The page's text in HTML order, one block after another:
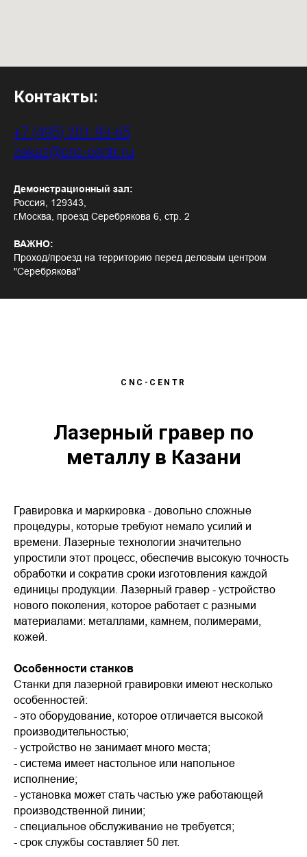
Контакты:
+7 (495) 201-93-65
zakaz@cnc-centr.ru
Демонстрационный зал:
Россия, 129343,
г.Москва, проезд Серебрякова 6, стр. 2
ВАЖНО:
Проход/проезд на территорию перед деловым центром
"Серебрякова"
CNC-CENTR
Лазерный гравер по
металлу в Казани
Гравировка и маркировка - довольно сложные
процедуры, которые требуют немало усилий и
времени. Лазерные технологии значительно
упростили этот процесс, обеспечив высокую точность
обработки и сократив сроки изготовления каждой
единицы продукции. Лазерный гравер - устройство
нового поколения, которое работает с разными
материалами: металлами, камнем, полимерами,
кожей.
Особенности станков
Станки для лазерной гравировки имеют несколько
особенностей:
- это оборудование, которое отличается высокой
производительностью;
- устройство не занимает много места;
- система имеет настольное или напольное
исполнение;
- установка может стать частью уже работающей
производственной линии;
- специальное обслуживание не требуется;
- срок службы составляет 50 лет.